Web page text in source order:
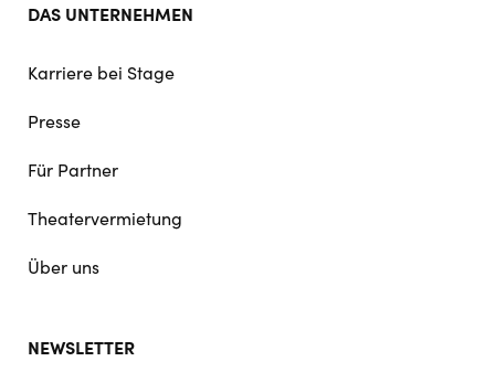
DAS UNTERNEHMEN
Karriere bei Stage
Presse
Für Partner
Theatervermietung
Über uns
NEWSLETTER